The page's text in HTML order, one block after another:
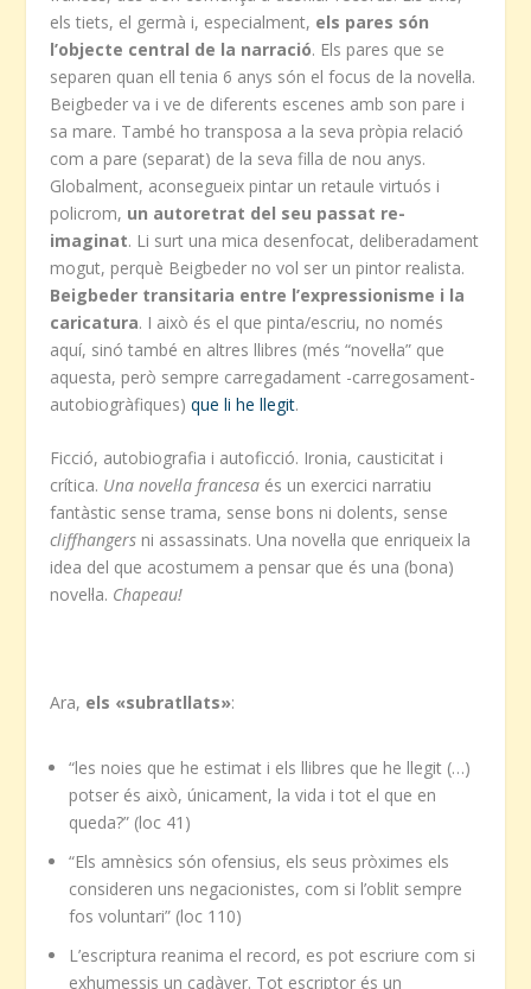
els tiets, el germà i, especialment, els pares són
l’objecte central de la narració. Els pares que se
separen quan ell tenia 6 anys són el focus de la novel·la.
Beigbeder va i ve de diferents escenes amb son pare i
sa mare. També ho transposa a la seva pròpia relació
com a pare (separat) de la seva filla de nou anys.
Globalment, aconsegueix pintar un retaule virtuós i
policrom, un autoretrat del seu passat re-
imaginat. Li surt una mica desenfocat, deliberadament
mogut, perquè Beigbeder no vol ser un pintor realista.
Beigbeder transitaria entre l’expressionisme i la
caricatura. I això és el que pinta/escriu, no només
aquí, sinó també en altres llibres (més “novel·la” que
aquesta, però sempre carregadament -carregosament-
autobiogràfiques)que li he llegit.
Ficció, autobiografia i autoficció. Ironia, causticitat i
crítica. Una novel·la francesa és un exercici narratiu
fantàstic sense trama, sense bons ni dolents, sense
cliffhangers ni assassinats. Una novel·la que enriqueix la
idea del que acostumem a pensar que és una (bona)
novel·la. Chapeau!
Ara, els «subratllats»:
“les noies que he estimat i els llibres que he llegit (…)
potser és això, únicament, la vida i tot el que en
queda?” (loc 41)
“Els amnèsics són ofensius, els seus pròximes els
consideren uns negacionistes, com si l’oblit sempre
fos voluntari” (loc 110)
L’escriptura reanima el record, es pot escriure com si
exhumessis un cadàver. Tot escriptor és un